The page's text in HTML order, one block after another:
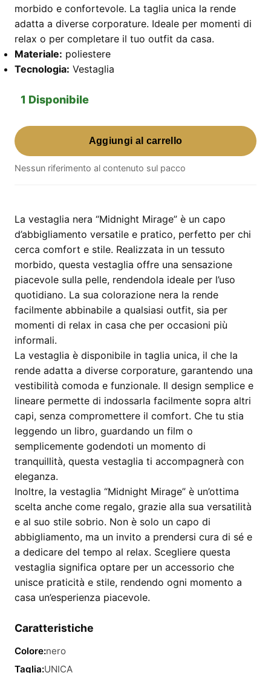
morbido e confortevole. La taglia unica la rende
adatta a diverse corporature. Ideale per momenti di
relax o per completare il tuo outfit da casa.
Materiale: poliestere
Tecnologia: Vestaglia
1 Disponibile
Vestaglia
Nera
Tu
"Midnight
taglia
unica
quantità
Aggiungi al carrello
Nessun riferimento al contenuto sul pacco
La vestaglia nera “Midnight Mirage” è un capo
d’abbigliamento versatile e pratico, perfetto per chi
cerca comfort e stile. Realizzata in un tessuto
morbido, questa vestaglia offre una sensazione
piacevole sulla pelle, rendendola ideale per l’uso
quotidiano. La sua colorazione nera la rende
facilmente abbinabile a qualsiasi outfit, sia per
momenti di relax in casa che per occasioni più
informali.
La vestaglia è disponibile in taglia unica, il che la
rende adatta a diverse corporature, garantendo una
vestibilità comoda e funzionale. Il design semplice e
lineare permette di indossarla facilmente sopra altri
capi, senza compromettere il comfort. Che tu stia
leggendo un libro, guardando un film o
semplicemente godendoti un momento di
tranquillità, questa vestaglia ti accompagnerà con
eleganza.
Inoltre, la vestaglia “Midnight Mirage” è un’ottima
scelta anche come regalo, grazie alla sua versatilità
e al suo stile sobrio. Non è solo un capo di
abbigliamento, ma un invito a prendersi cura di sé e
a dedicare del tempo al relax. Scegliere questa
vestaglia significa optare per un accessorio che
unisce praticità e stile, rendendo ogni momento a
casa un’esperienza piacevole.
Caratteristiche
Colore:nero
Taglia:UNICA